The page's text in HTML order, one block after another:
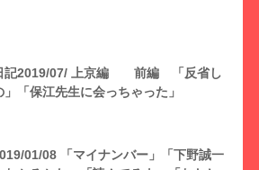
記2019/07/ 上京編 前編 「反省し
」「保江先生に会っちゃった」
01/08 「マイナンバー」「下野誠一